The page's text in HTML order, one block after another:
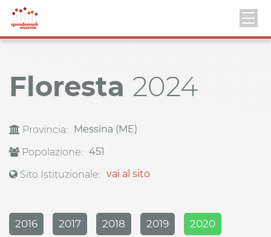
Floresta 2024
Provincia:
Messina (ME)
Popolazione: 451
Sito Istituzionale: vai al sito
2016 2017 2018 2019 2020